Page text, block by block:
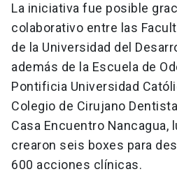
La iniciativa fue posible
colaborativo entre las
de la Universidad del
además de la Escuela de
Pontificia Universidad
Colegio de Cirujano
Casa Encuentro Nancagua,
crearon seis boxes para
600 acciones clínicas.